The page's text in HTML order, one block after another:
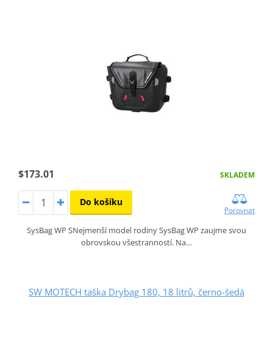
$173.01 SKLADEM
Do košíku
Porovnat
SysBag WP SNejmenší model rodiny SysBag WP zaujme svou
obrovskou všestranností. Na…
SW MOTECH taška Drybag 180, 18 litrů, černo-šedá